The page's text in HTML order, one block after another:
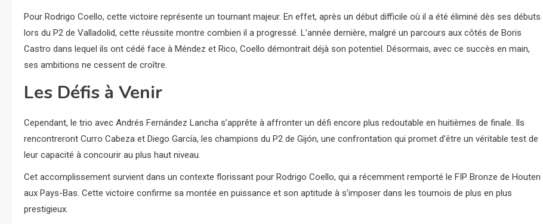
Pour Rodrigo Coello, cette victoire représente un tournant majeur. En effet, après un début difficile où il a été éliminé dès ses débuts
lors du P2 de Valladolid, cette réussite montre combien il a progressé. L’année dernière, malgré un parcours aux côtés de Boris
Castro dans lequel ils ont cédé face à Méndez et Rico, Coello démontrait déjà son potentiel. Désormais, avec ce succès en main,
ses ambitions ne cessent de croître.
Les Défis à Venir
Cependant, le trio avec Andrés Fernández Lancha s’apprête à affronter un défi encore plus redoutable en huitièmes de finale. Ils
rencontreront Curro Cabeza et Diego García, les champions du P2 de Gijón, une confrontation qui promet d’être un véritable test de
leur capacité à concourir au plus haut niveau.
Cet accomplissement survient dans un contexte florissant pour Rodrigo Coello, qui a récemment remporté le FIP Bronze de Houten
aux Pays-Bas. Cette victoire confirme sa montée en puissance et son aptitude à s’imposer dans les tournois de plus en plus
prestigieux.